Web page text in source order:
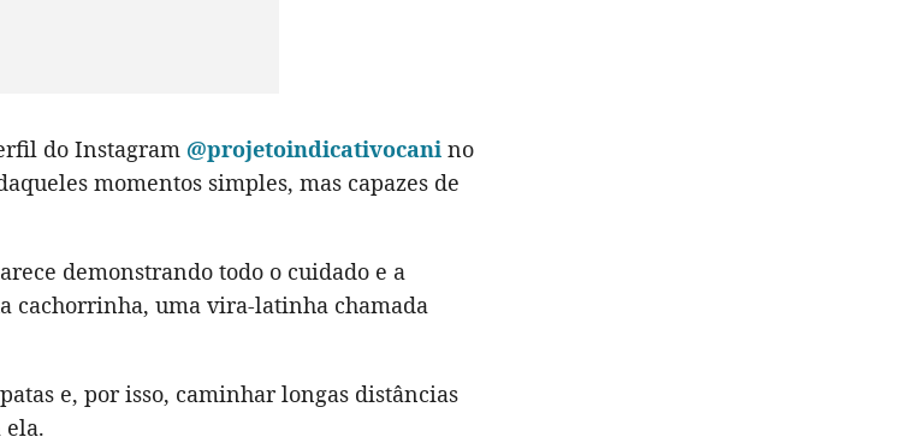
do Instagram @projetoindicativocani no
momentos simples, mas capazes de
demonstrando todo o cuidado e a
cachorrinha, uma vira-latinha chamada
e, por isso, caminhar longas distâncias
ela.